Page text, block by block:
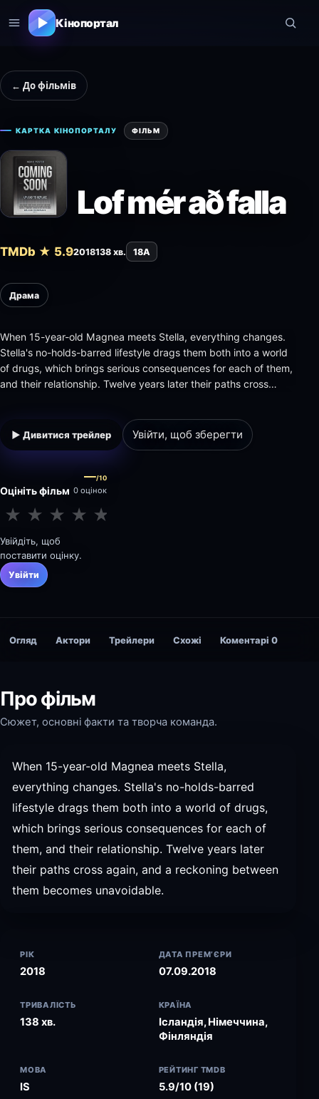
Кінопортал
← До фільмів
КАРТКА КІНОПОРТАЛУ ФІЛЬМ
Lof mér að falla
TMDb ★ 5.92018138 хв. 18A
Драма
When 15-year-old Magnea meets Stella, everything changes.
Stella's no-holds-barred lifestyle drags them both into a world
of drugs, which brings serious consequences for each of them,
and their relationship. Twelve years later their paths cross
▶ Дивитися трейлер Увійти, щоб зберегти
Оцініть фільм
—/10
0 оцінок
★ ★ ★ ★ ★
Увійдіть, щоб
поставити оцінку.
Увійти
Огляд Актори Трейлери Схожі Коментарі 0
Про фільм
Сюжет, основні факти та творча команда.
When 15-year-old Magnea meets Stella,
everything changes. Stella's no-holds-barred
lifestyle drags them both into a world of drugs,
which brings serious consequences for each of
them, and their relationship. Twelve years later
their paths cross again, and a reckoning between
them becomes unavoidable.
РІК
2018
ДАТА ПРЕМ’ЄРИ
07.09.2018
ТРИВАЛІСТЬ
138 хв.
КРАЇНА
Ісландія, Німеччина,
Фінляндія
МОВА
IS
РЕЙТИНГ TMDB
5.9/10 (19)